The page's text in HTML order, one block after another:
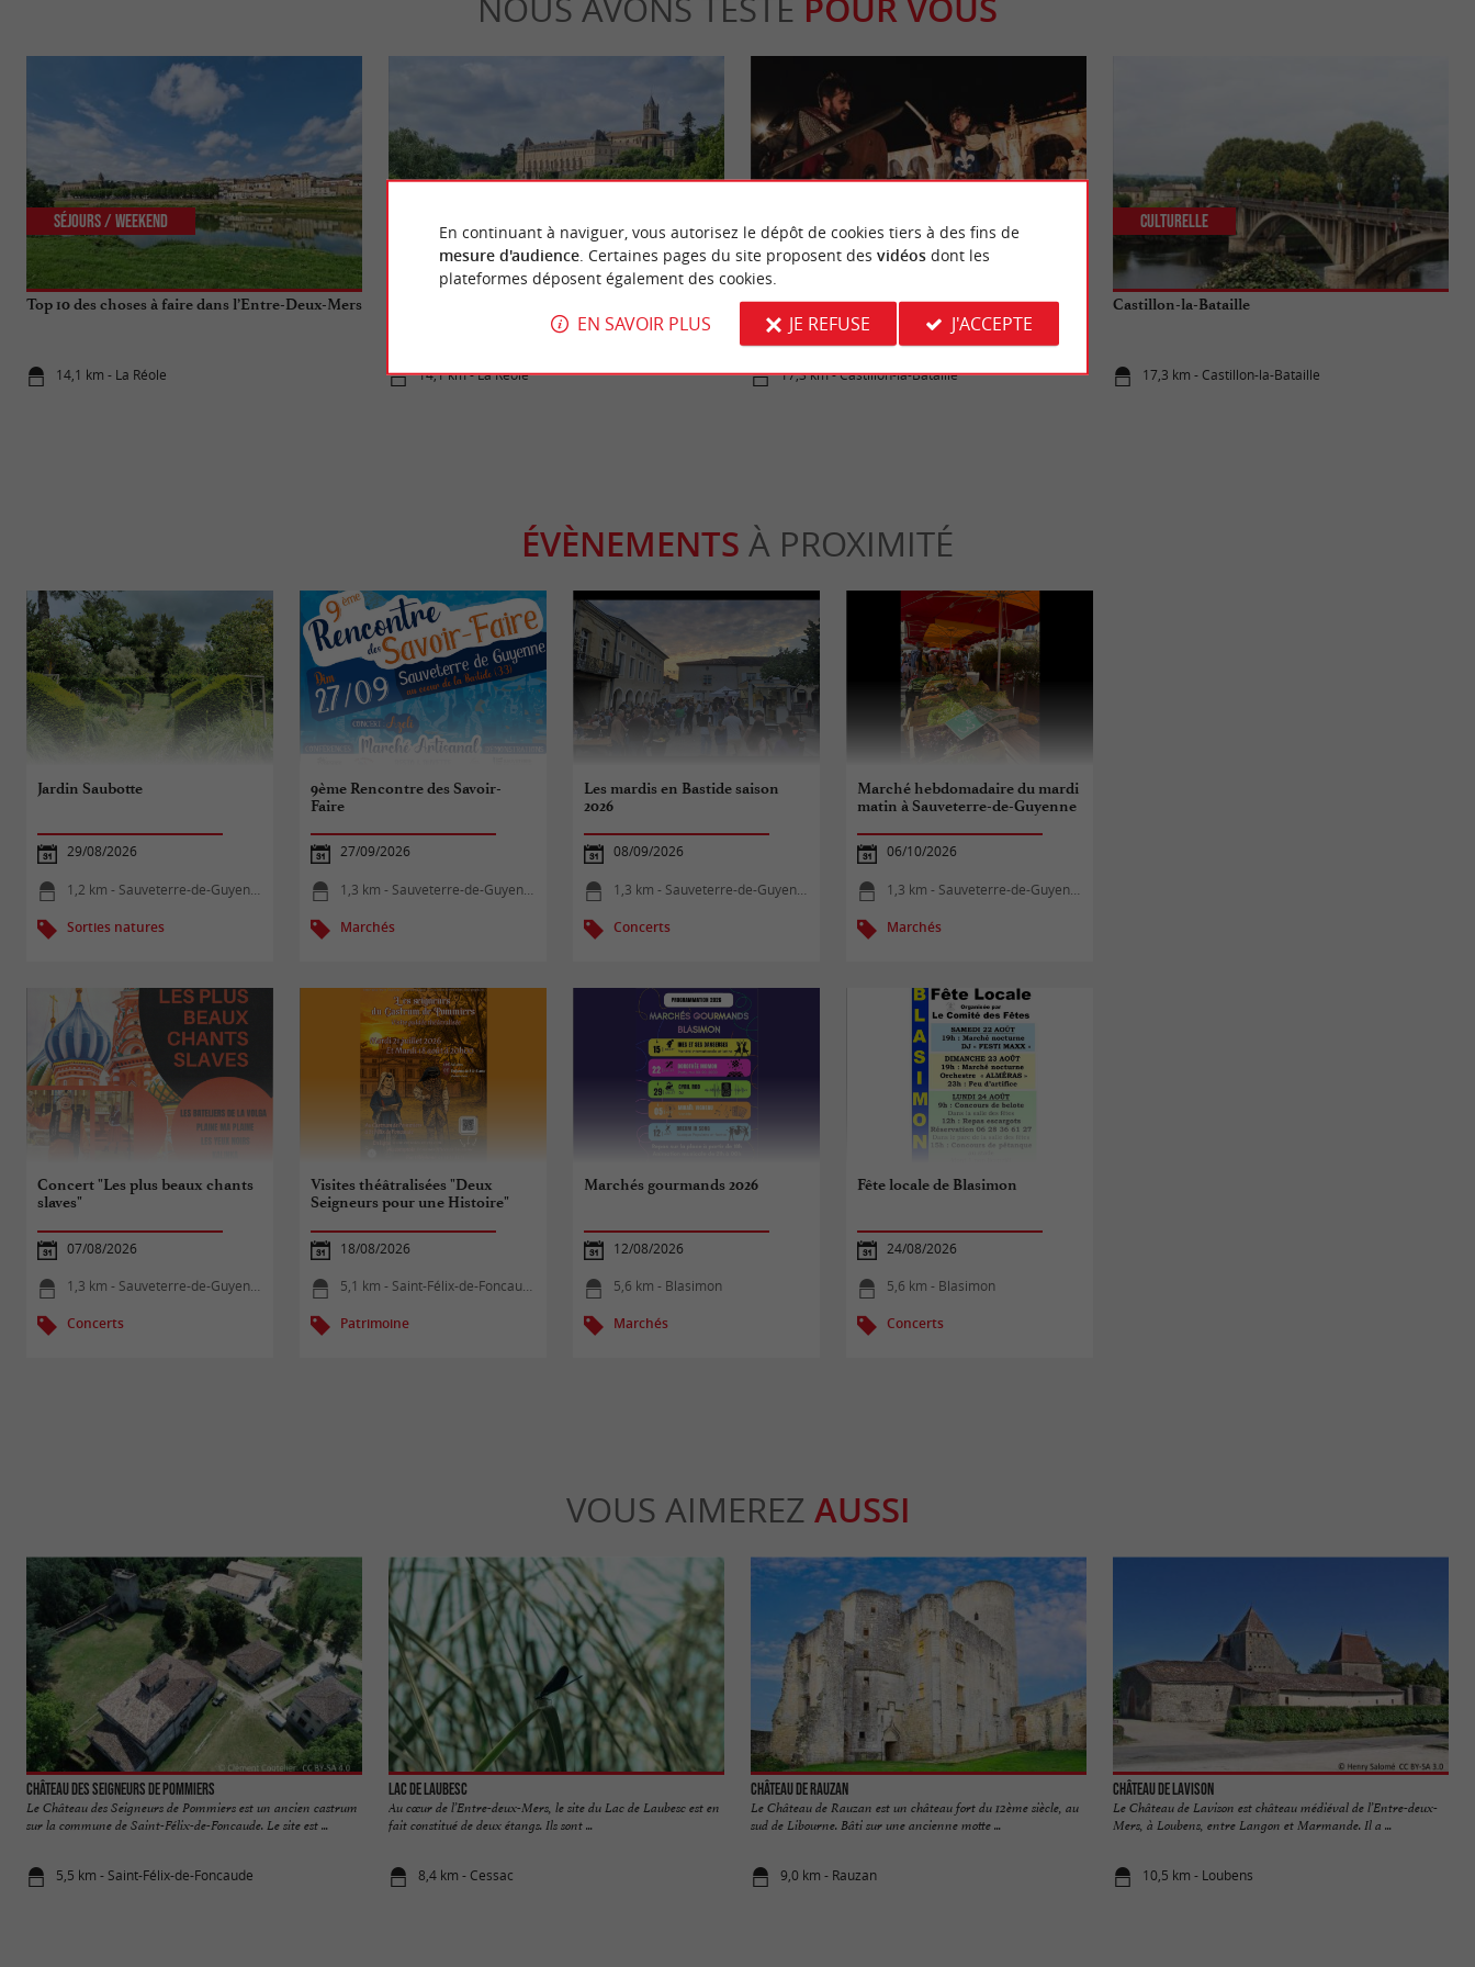
Top 10 des choses à faire dans l’Entre-Deux-Mers
14,1 km - La Réole
Séjours / Weekend
14,1 km - La Réole
La Bataille de Castillon : Spectacle historique son
et lumières en Gironde
17,3 km - Castillon-la-Bataille
Castillon-la-Bataille
17,3 km - Castillon-la-Bataille
Culturelle
ÉVÈNEMENTS À PROXIMITÉ
Jardin Saubotte
29/08/2026
1,2 km - Sauveterre-de-Guyenne
Sorties natures
9ème Rencontre des Savoir-
Faire
27/09/2026
1,3 km - Sauveterre-de-Guyenne
Marchés
Les mardis en Bastide saison
2026
08/09/2026
1,3 km - Sauveterre-de-Guyenne
Concerts
Marché hebdomadaire du mardi
matin à Sauveterre-de-Guyenne
06/10/2026
1,3 km - Sauveterre-de-Guyenne
Marchés
Concert "Les plus beaux chants
slaves"
07/08/2026
1,3 km - Sauveterre-de-Guyenne
Concerts
Visites théâtralisées "Deux
Seigneurs pour une Histoire"
18/08/2026
5,1 km - Saint-Félix-de-Foncaude
Patrimoine
Marchés gourmands 2026
12/08/2026
5,6 km - Blasimon
Marchés
Fête locale de Blasimon
24/08/2026
5,6 km - Blasimon
Concerts
VOUS AIMEREZ AUSSI
Château des Seigneurs de Pommiers
Le Château des Seigneurs de Pommiers est un ancien castrum
sur la commune de Saint-Félix-de-Foncaude. Le site est ...
5,5 km - Saint-Félix-de-Foncaude
Lac de Laubesc
Au cœur de l’Entre-deux-Mers, le site du Lac de Laubesc est en
fait constitué de deux étangs. Ils sont ...
8,4 km - Cessac
Château de Rauzan
Le Château de Rauzan est un château fort du 12ème siècle, au
sud de Libourne. Bâti sur une ancienne motte ...
9,0 km - Rauzan
Château de Lavison
Le Château de Lavison est château médiéval de l’Entre-deux-
Mers, à Loubens, entre Langon et Marmande. Il a ...
10,5 km - Loubens
En continuant à naviguer, vous autorisez le dépôt de cookies tiers à des fins de
mesure d'audience. Certaines pages du site proposent des vidéosdont les
plateformes déposent également des cookies.
EN SAVOIR PLUS JE REFUSE J'ACCEPTE